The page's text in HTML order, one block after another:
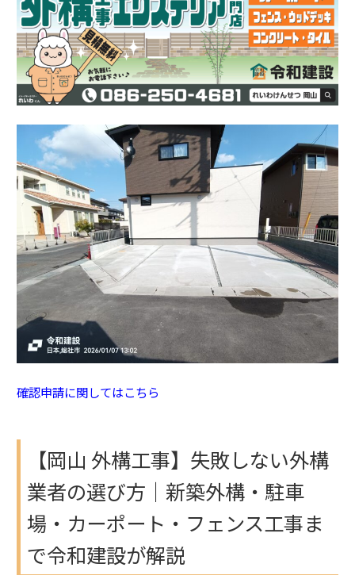
確認申請に関してはこちら
【岡山 外構工事】失敗しない外構
業者の選び方｜新築外構・駐車
場・カーポート・フェンス工事ま
で令和建設が解説